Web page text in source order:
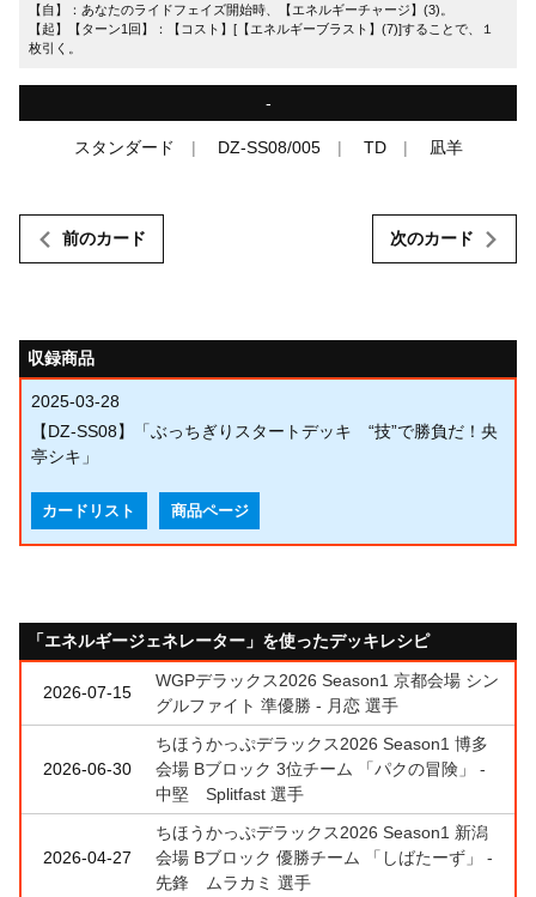
【自】：あなたのライドフェイズ開始時、【エネルギーチャージ】(3)。
【起】【ターン1回】：【コスト】[【エネルギーブラスト】(7)]することで、１
枚引く。
-
スタンダード DZ-SS08/005 TD 凪羊
前のカード 次のカード
収録商品
2025-03-28
【DZ-SS08】「ぶっちぎりスタートデッキ “技”で勝負だ！央
亭シキ」
カードリスト 商品ページ
「エネルギージェネレーター」を使ったデッキレシピ
2026-07-15
WGPデラックス2026 Season1 京都会場 シン
グルファイト 準優勝 - 月恋 選手
2026-06-30
ちほうかっぷデラックス2026 Season1 博多
会場 Bブロック 3位チーム 「パクの冒険」 -
中堅 Splitfast 選手
2026-04-27
ちほうかっぷデラックス2026 Season1 新潟
会場 Bブロック 優勝チーム 「しばたーず」 -
先鋒 ムラカミ 選手